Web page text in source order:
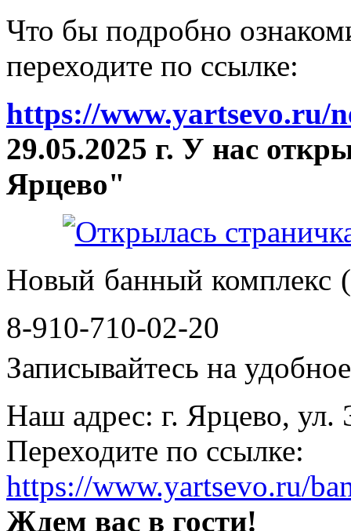
Что бы подробно
переходите по ссылке:
https://www.yartsevo.ru/
29.05.2025 г. У нас
Ярцево"
Новый банный комплекс
8-910-710-02-20
Записывайтесь на
Наш адрес: г. Ярцево, ул.
Переходите по ссылке:
https://www.yartsevo.ru/
Ждем вас в гости!